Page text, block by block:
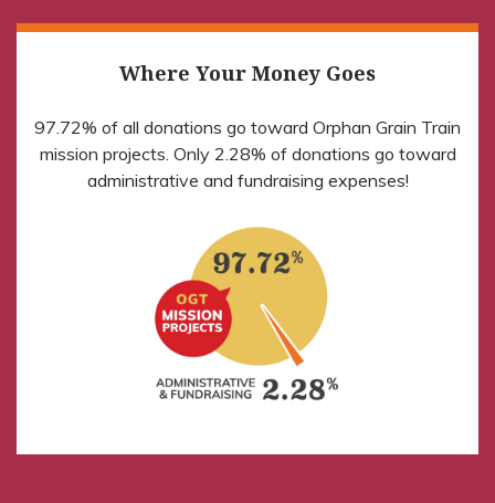
Where Your Money Goes
97.72% of all donations go toward Orphan Grain Train
mission projects. Only 2.28% of donations go toward
administrative and fundraising expenses!